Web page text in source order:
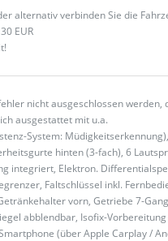
alternativ verbinden Sie die
EUR
nicht ausgeschlossen werden,
ausgestattet mit u.a.
System:
hinten (3-fach), 6
integriert, Elektron.
Faltschlüssel inkl.
vorn, Getriebe 7-
abblendbar, Isofix-
(über Apple Carplay /